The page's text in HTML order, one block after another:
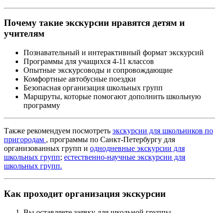
Почему такие экскурсии нравятся детям и
учителям
Познавательный и интерактивный формат экскурсий
Программы для учащихся 4-11 классов
Опытные экскурсоводы и сопровождающие
Комфортные автобусные поездки
Безопасная организация школьных групп
Маршруты, которые помогают дополнить школьную
программу
Также рекомендуем посмотреть экскурсии для школьников по
пригородам , программы по Санкт-Петербургу для
организованных групп и однодневные экскурсии для
школьных групп; естественно-научные экскурсии для
школьных групп.
Как проходит организация экскурсии